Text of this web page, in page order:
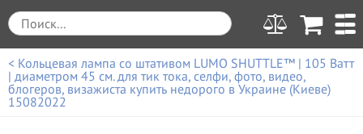
< Кольцевая лампа со штативом LUMO SHUTTLE™ | 105 Ватт
| диаметром 45 см. для тик тока, селфи, фото, видео,
блогеров, визажиста купить недорого в Украине (Киеве)
15082022